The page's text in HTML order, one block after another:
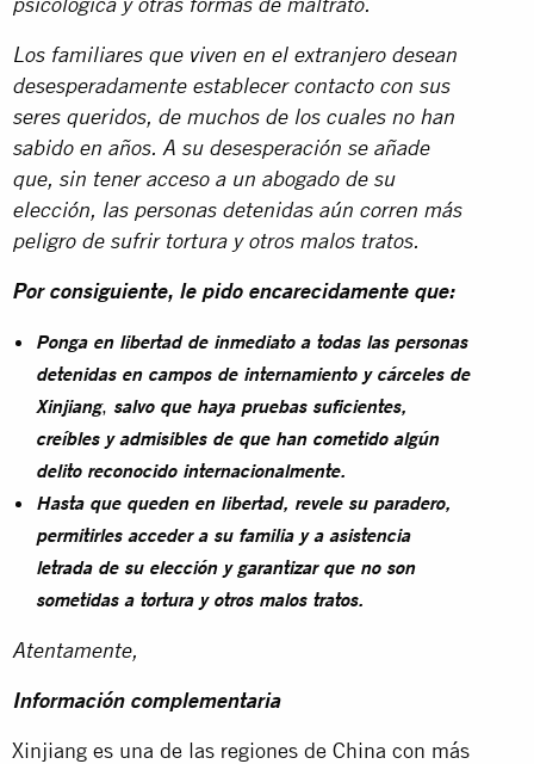
psicológica y otras formas de maltrato.
Los familiares que viven en el extranjero desean
desesperadamente establecer contacto con sus
seres queridos, de muchos de los cuales no han
sabido en años. A su desesperación se añade
que, sin tener acceso a un abogado de su
elección, las personas detenidas aún corren más
peligro de sufrir tortura y otros malos tratos.
Por consiguiente, le pido encarecidamente que:
Ponga en libertad de inmediato a todas las personas
detenidas en campos de internamiento y cárceles de
Xinjiang, salvo que haya pruebas suficientes,
creíbles y admisibles de que han cometido algún
delito reconocido internacionalmente.
Hasta que queden en libertad, revele su paradero,
permitirles acceder a su familia y a asistencia
letrada de su elección y garantizar que no son
sometidas a tortura y otros malos tratos.
Atentamente,
Información complementaria
Xinjiang es una de las regiones de China con más